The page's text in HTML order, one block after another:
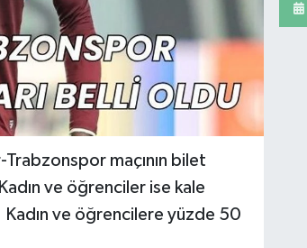
maçının bilet
ve öğrenciler ise kale
ve öğrencilere yüzde 50